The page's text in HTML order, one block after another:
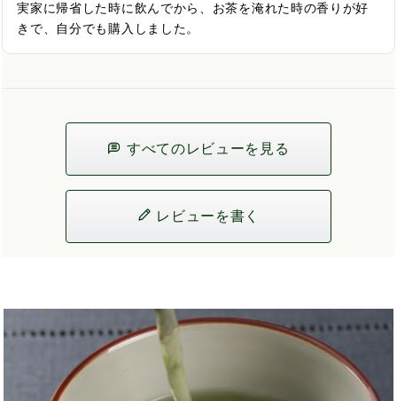
実家に帰省した時に飲んでから、お茶を淹れた時の香りが好
きで、自分でも購入しました。
すべてのレビューを見る
レビューを書く